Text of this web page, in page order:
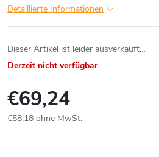
Detaillierte Informationen
Dieser Artikel ist leider ausverkauft…
Derzeit nicht verfügbar
€69,24
€58,18 ohne MwSt.